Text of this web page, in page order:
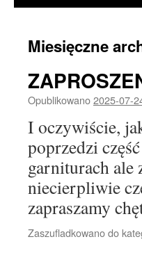
Miesięczne
Opublikowano2025-07-
I oczywiście,
poprzedzi
garniturach ale
niecierpliwie
zapraszamy
Zaszufladkowano do